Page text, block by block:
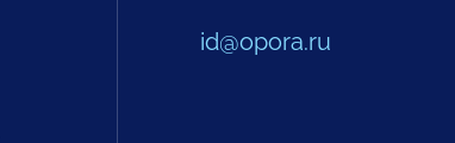
id@opora.ru